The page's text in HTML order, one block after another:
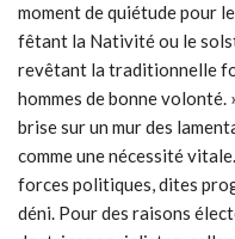
moment de quiétude pour
fêtant la Nativité ou le
revêtant la traditionnelle
hommes de bonne
brise sur un mur des
comme une nécessité
forces politiques, dites
déni. Pour des raisons